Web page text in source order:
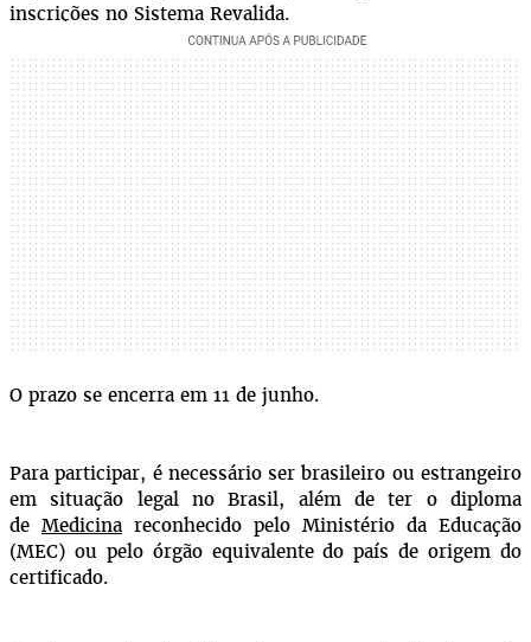
inscrições no Sistema Revalida.
O prazo se encerra em 11 de junho.
Para participar, é necessário ser brasileiro ou estrangeiro
em situação legal no Brasil, além de ter o diploma
de Medicina reconhecido pelo Ministério da Educação
(MEC) ou pelo órgão equivalente do país de origem do
certificado.